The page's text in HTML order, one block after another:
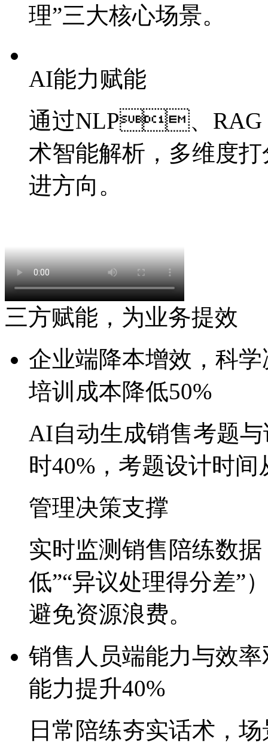
理”三大核心场景。
AI能力赋能
通过NLP、RAG
术智能解析，多维度
进方向。
三方赋能，为业务提效
企业端降本增效，科
培训成本降低50%
AI自动生成销售考题与
时40%，考题设计时
管理决策支撑
实时监测销售陪练数
低”“异议处理得分差”）
避免资源浪费。
销售人员端能力与效
能力提升40%
日常陪练夯实话术，